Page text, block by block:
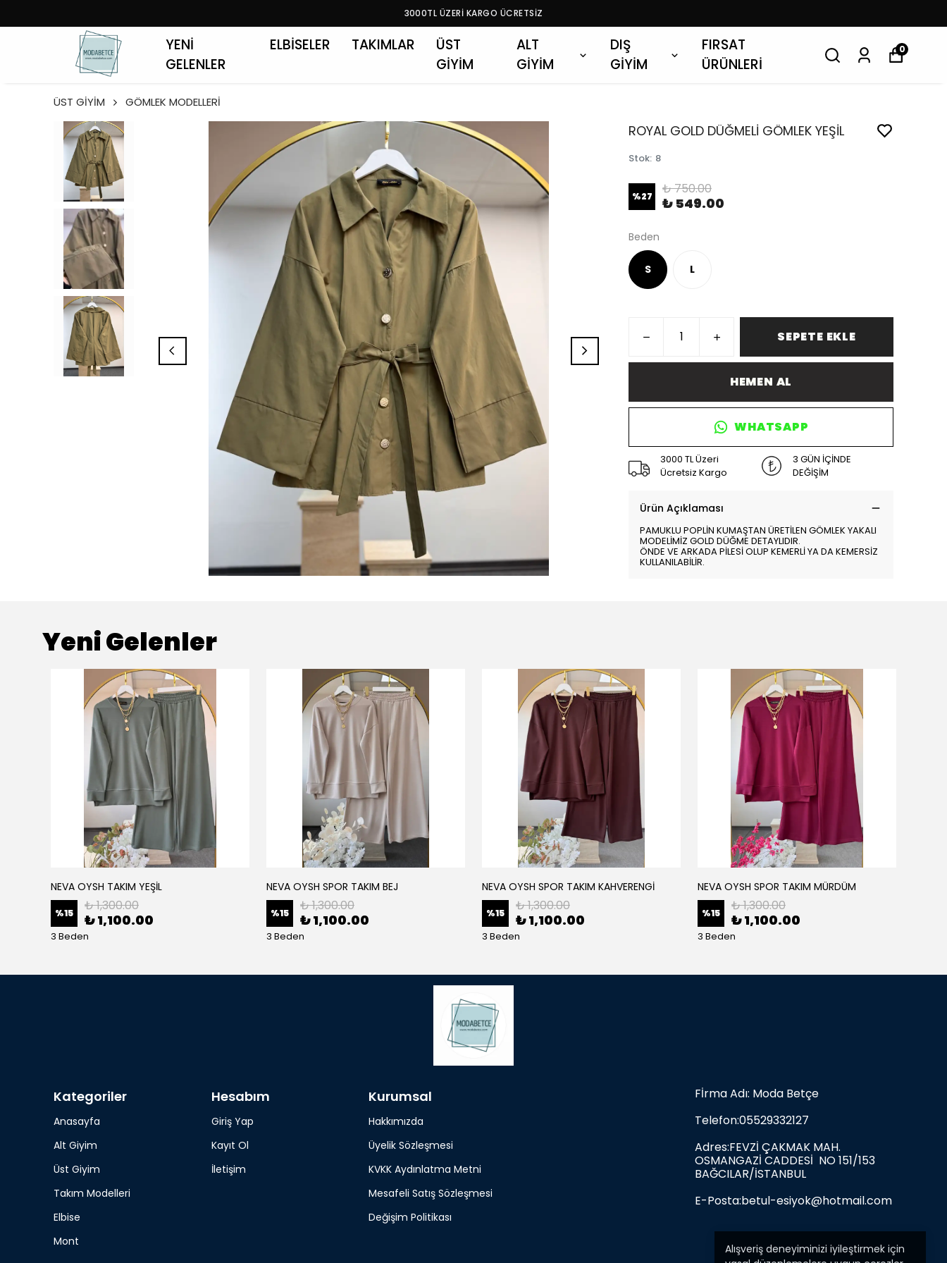
3000TL ÜZERİ KARGO ÜCRETSİZ
YENİ
GELENLER
ELBİSELER TAKIMLAR
ÜST
GİYİM
ALT
GİYİM
DIŞ
GİYİM
FIRSAT
ÜRÜNLERİ
0
Alışveriş deneyiminizi iyileştirmek için
ÜST GİYİM GÖMLEK MODELLERİ
ROYAL GOLD DÜĞMELİ GÖMLEK YEŞİL
Stok: 8
%27 ₺ 750.00
₺ 549.00
Beden
S L
SEPETE EKLE
HEMEN AL
WHATSAPP
3000 TL Üzeri
Ücretsiz Kargo
3 GÜN İÇİNDE
DEĞİŞİM
Ürün Açıklaması
PAMUKLU POPLİN KUMAŞTAN ÜRETİLEN GÖMLEK YAKALI
MODELİMİZ GOLD DÜĞME DETAYLIDIR.
ÖNDE VE ARKADA PİLESİ OLUP KEMERLİ YA DA KEMERSİZ
KULLANILABİLİR.
Yeni Gelenler
NEVA OYSH TAKIM YEŞİL
%15 ₺ 1,300.00
₺ 1,100.00
3 Beden
NEVA OYSH SPOR TAKIM BEJ
%15 ₺ 1,300.00
₺ 1,100.00
3 Beden
NEVA OYSH SPOR TAKIM KAHVERENGİ
%15 ₺ 1,300.00
₺ 1,100.00
3 Beden
NEVA OYSH SPOR TAKIM MÜRDÜM
%15 ₺ 1,300.00
₺ 1,100.00
3 Beden
Kategoriler
Anasayfa
Alt Giyim
Üst Giyim
Takım Modelleri
Elbise
Mont
Hesabım
Giriş Yap
Kayıt Ol
İletişim
Kurumsal
Hakkımızda
Üyelik Sözleşmesi
KVKK Aydınlatma Metni
Mesafeli Satış Sözleşmesi
Değişim Politikası
Fİrma Adı: Moda Betçe
Telefon:05529332127
Adres:FEVZİ ÇAKMAK MAH.
OSMANGAZİ CADDESİ NO 151/153
BAĞCILAR/İSTANBUL
E-Posta:betul-esiyok@hotmail.com